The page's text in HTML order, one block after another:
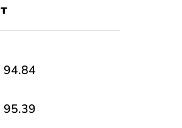
94.84
95.39